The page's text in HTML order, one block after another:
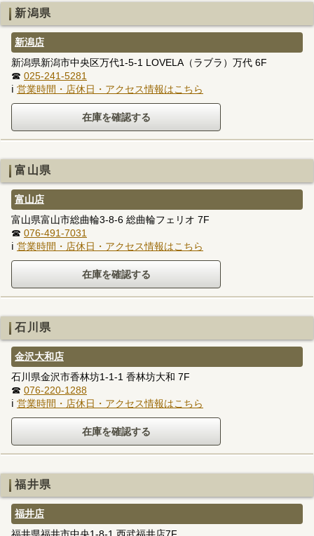
新潟県
新潟店
新潟県新潟市中央区万代1-5-1 LOVELA（ラブラ）万代 6F
☎ 025-241-5281
ℹ 営業時間・店休日・アクセス情報はこちら
富山県
富山店
富山県富山市総曲輪3-8-6 総曲輪フェリオ 7F
☎ 076-491-7031
ℹ 営業時間・店休日・アクセス情報はこちら
石川県
金沢大和店
石川県金沢市香林坊1-1-1 香林坊大和 7F
☎ 076-220-1288
ℹ 営業時間・店休日・アクセス情報はこちら
福井県
福井店
福井県福井市中央1-8-1 西武福井店7F